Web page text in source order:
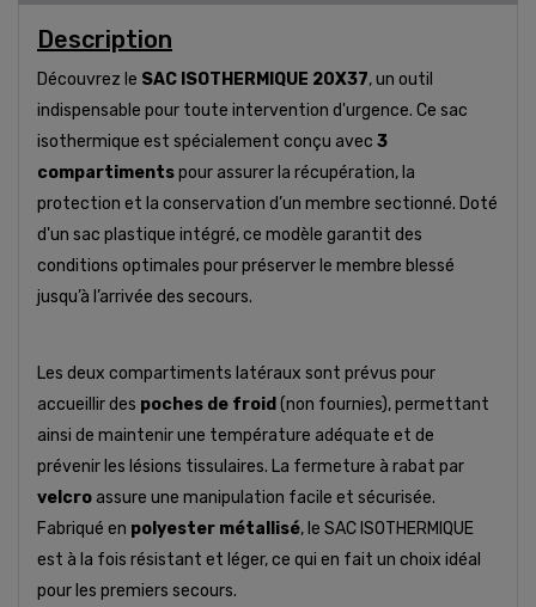
Description
Découvrez le SAC ISOTHERMIQUE 20X37, un outil
indispensable pour toute intervention d'urgence. Ce sac
isothermique est spécialement conçu avec 3
compartimentspour assurer la récupération, la
protection et la conservation d’un membre sectionné. Doté
d'un sac plastique intégré, ce modèle garantit des
conditions optimales pour préserver le membre blessé
jusqu’à l’arrivée des secours.
Les deux compartiments latéraux sont prévus pour
accueillir des poches de froid (non fournies), permettant
ainsi de maintenir une température adéquate et de
prévenir les lésions tissulaires. La fermeture à rabat par
velcro assure une manipulation facile et sécurisée.
Fabriqué en polyester métallisé, le SAC ISOTHERMIQUE
est à la fois résistant et léger, ce qui en fait un choix idéal
pour les premiers secours.